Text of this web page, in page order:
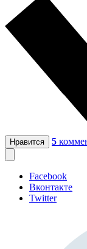
Нравится 5
Facebook
Вконтакте
Twitter